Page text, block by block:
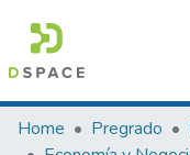
Communities &
Home Pregrado